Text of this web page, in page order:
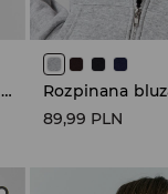
Granatowa bluza rozpinana z motywem Auta
89,99 PLN